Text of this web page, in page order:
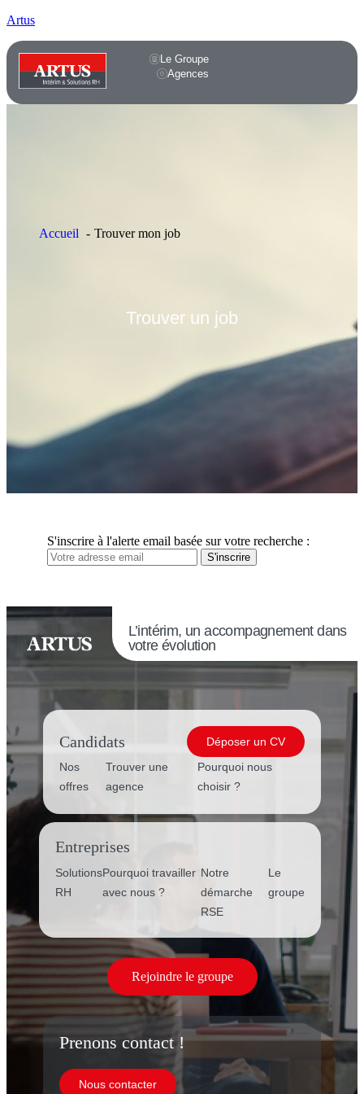
Artus
Le Groupe
Agences
Accueil Trouver mon job
Trouver un job
S'inscrire à l'alerte email basée sur votre recherche :
S'inscrire
L’intérim, un accompagnement dans
votre évolution
Candidats
Déposer un CV
Nos
offres
Trouver une
agence
Pourquoi nous
choisir ?
Entreprises
Solutions
RH
Pourquoi travailler
avec nous ?
Notre
démarche
RSE
Le
groupe
Rejoindre le groupe
Prenons contact !
Nous contacter